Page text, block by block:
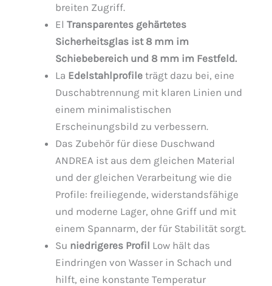
breiten Zugriff.
El Transparentes gehärtetes
Sicherheitsglas ist 8 mm im
Schiebebereich und 8 mm im Festfeld.
La Edelstahlprofile trägt dazu bei, eine
Duschabtrennung mit klaren Linien und
einem minimalistischen
Erscheinungsbild zu verbessern.
Das Zubehör für diese Duschwand
ANDREA ist aus dem gleichen Material
und der gleichen Verarbeitung wie die
Profile: freiliegende, widerstandsfähige
und moderne Lager, ohne Griff und mit
einem Spannarm, der für Stabilität sorgt.
Su niedrigeres Profil Low hält das
Eindringen von Wasser in Schach und
hilft, eine konstante Temperatur